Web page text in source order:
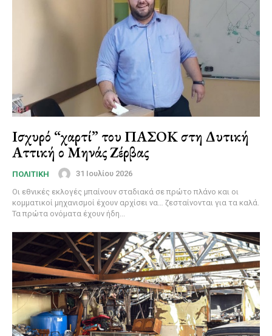
Ισχυρό “χαρτί” του ΠΑΣΟΚ στη Δυτική
Αττική ο Μηνάς Ζέρβας
ΠΟΛΙΤΙΚΗ
31 Ιουλίου 2026
Οι εθνικές εκλογές μπαίνουν σταδιακά σε πρώτο πλάνο και οι
κομματικοί μηχανισμοί έχουν αρχίσει να… ζεσταίνονται για τα καλά.
Τα πρώτα ονόματα έχουν ήδη...